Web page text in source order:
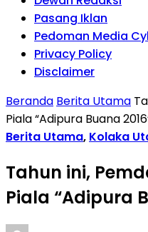
Pasang Iklan
Pedoman Media
Privacy Policy
Disclaimer
Beranda Berita Utama
Piala “Adipura Buana
Berita Utama, Kolaka
Tahun ini,
Piala “Adipura